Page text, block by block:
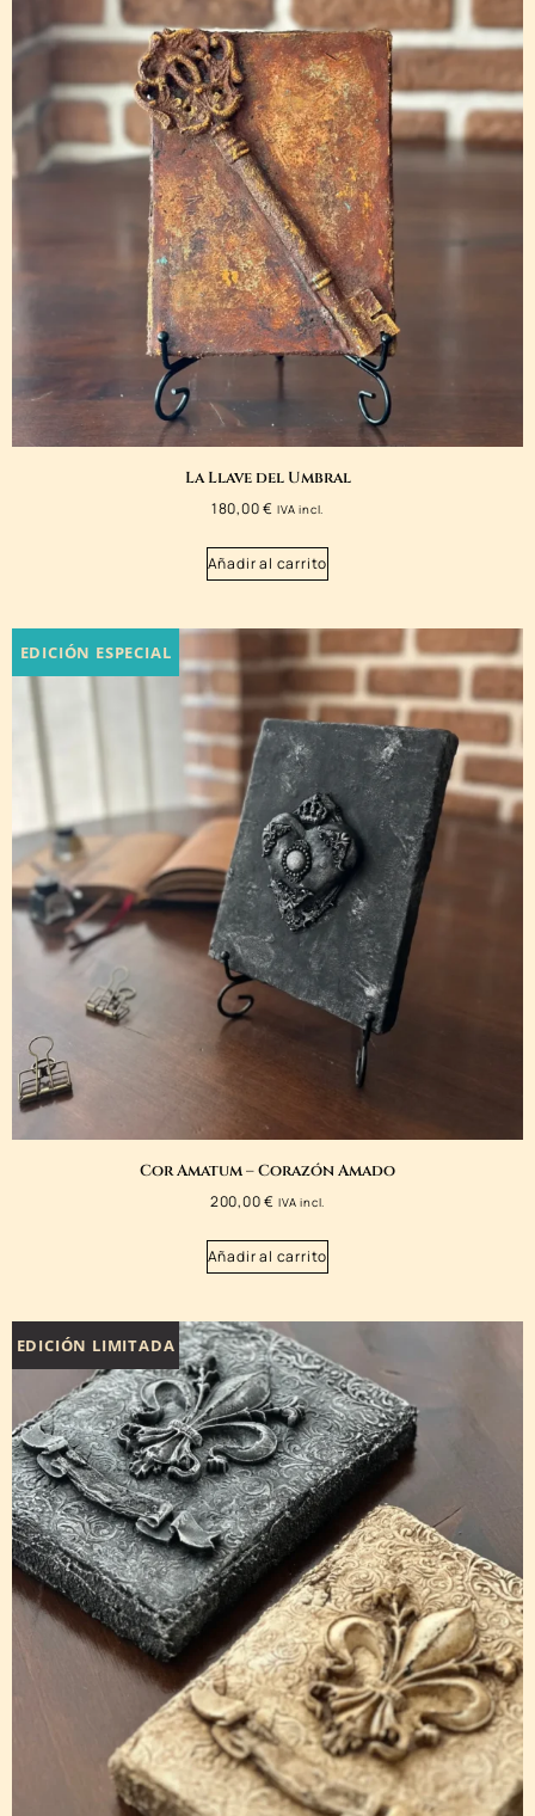
La Llave del Umbral
180,00€ IVA incl.
Añadir al carrito
EDICIÓN ESPECIAL
Cor Amatum – Corazón Amado
200,00€ IVA incl.
Añadir al carrito
EDICIÓN LIMITADA